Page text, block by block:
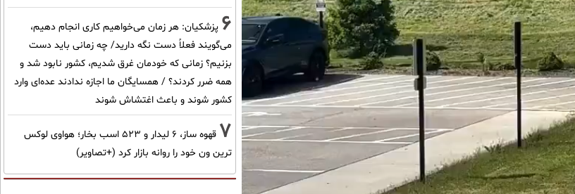
Video
6 پزشکیان: هر زمان می‌خواهیم کاری انجام دهیم،
می‌گویند فعلاً دست نگه دارید/ چه زمانی باید دست
بزنیم؟ زمانی که خودمان غرق شدیم، کشور نابود شد و
همه ضرر کردند؟ / همسایگان ما اجازه ندادند عده‌ای وارد
کشور شوند و باعث اغتشاش شوند
7
قهوه ساز، 6 لیدار و 523 اسب بخار؛ هواوی لوکس
ترین ون خود را روانه بازار کرد (+تصاویر)